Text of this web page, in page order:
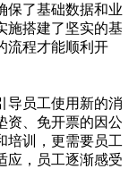
保了基础数据和业
施搭建了坚实的基
流程才能顺利开
导员工使用新的消
资、免开票的因公
培训，更需要员工
应，员工逐渐感受